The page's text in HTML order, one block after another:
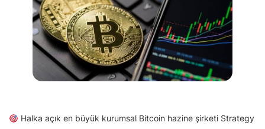
Halka açık en büyük kurumsal Bitcoin hazine şirketi Strategy